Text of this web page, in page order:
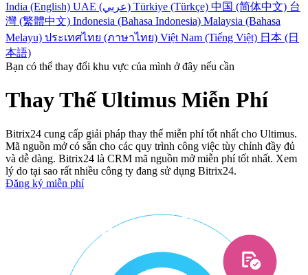
India (English)
UAE (عربي) Türkiye (Türkçe) 中国 (简体中文) 台
灣 (繁體中文) Indonesia (Bahasa Indonesia) Malaysia (Bahasa
Melayu) ประเทศไทย (ภาษาไทย) Việt Nam (Tiếng Việt) 日本 (日
本語)
Bạn có thể thay đổi khu vực của mình ở đây nếu cần
Thay Thế Ultimus Miễn Phí
Bitrix24 cung cấp giải pháp thay thế miễn phí tốt nhất cho Ultimus.
Mã nguồn mở có sẵn cho các quy trình công việc tùy chỉnh đầy đủ
và dễ dàng. Bitrix24 là CRM mã nguồn mở miễn phí tốt nhất. Xem
lý do tại sao rất nhiều công ty đang sử dụng Bitrix24.
Đăng ký miễn phí